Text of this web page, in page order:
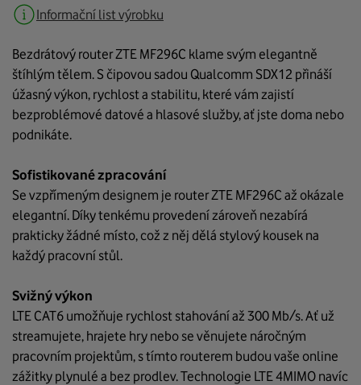
Informační list výrobku
Bezdrátový router ZTE MF296C klame svým elegantně
štíhlým tělem. S čipovou sadou Qualcomm SDX12 přináší
úžasný výkon, rychlost a stabilitu, které vám zajistí
bezproblémové datové a hlasové služby, ať jste doma nebo
podnikáte.
Sofistikované zpracování
Se vzpřímeným designem je router ZTE MF296C až okázale
elegantní. Díky tenkému provedení zároveň nezabírá
prakticky žádné místo, což z něj dělá stylový kousek na
každý pracovní stůl.
Svižný výkon
LTE CAT6 umožňuje rychlost stahování až 300 Mb/s. Ať už
streamujete, hrajete hry nebo se věnujete náročným
pracovním projektům, s tímto routerem budou vaše online
zážitky plynulé a bez prodlev. Technologie LTE 4MIMO navíc